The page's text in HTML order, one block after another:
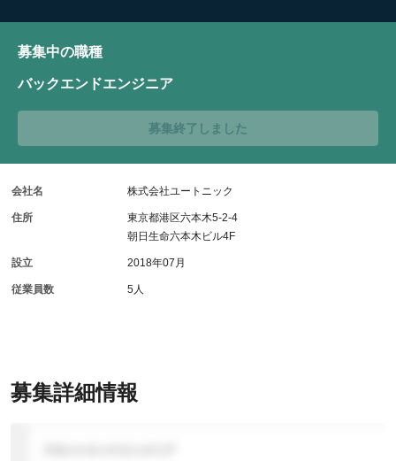
募集詳細情報
募集中の職種
バックエンドエンジニア
募集終了しました
会社名 株式会社ユートニック
住所
東京都港区六本木5-2-4
朝日生命六本木ビル4F
設立 2018年07月
従業員数 5人